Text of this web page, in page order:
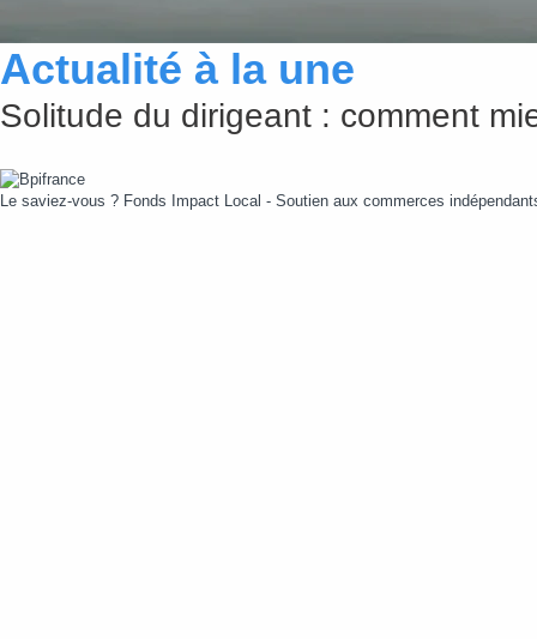
Actualité à la une
Solitude du dirigeant : comment
Le saviez-vous ? Fonds Impact Local - Soutien aux commerces